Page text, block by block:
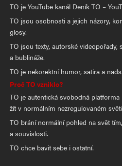
TO je YouTube kanál Deník TO –
TO jsou osobnosti a jejich názory,
glosy.
TO jsou texty, autorské videopořady,
a bublináže.
TO je nekorektní humor, satira a
Proč TO vzniklo?
TO je autentická svobodná
žít v normálním nezregulovaném
TO brání normální pohled na svět
a souvislosti.
TO chce bavit sebe i ostatní.